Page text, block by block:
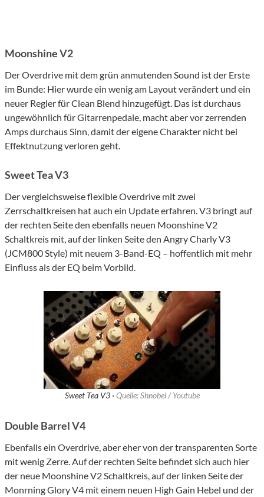
Moonshine V2
Der Overdrive mit dem grün anmutenden Sound ist der Erste
im Bunde: Hier wurde ein wenig am Layout verändert und ein
neuer Regler für Clean Blend hinzugefügt. Das ist durchaus
ungewöhnlich für Gitarrenpedale, macht aber vor zerrenden
Amps durchaus Sinn, damit der eigene Charakter nicht bei
Effektnutzung verloren geht.
Sweet Tea V3
Der vergleichsweise flexible Overdrive mit zwei
Zerrschaltkreisen hat auch ein Update erfahren. V3 bringt auf
der rechten Seite den ebenfalls neuen Moonshine V2
Schaltkreis mit, auf der linken Seite den Angry Charly V3
(JCM800 Style) mit neuem 3-Band-EQ – hoffentlich mit mehr
Einfluss als der EQ beim Vorbild.
Sweet Tea V3 · Quelle: Shnobel / Youtube
Double Barrel V4
Ebenfalls ein Overdrive, aber eher von der transparenten Sorte
mit wenig Zerre. Auf der rechten Seite befindet sich auch hier
der neue Moonshine V2 Schaltkreis, auf der linken Seite der
Monrning Glory V4 mit einem neuen High Gain Hebel und der